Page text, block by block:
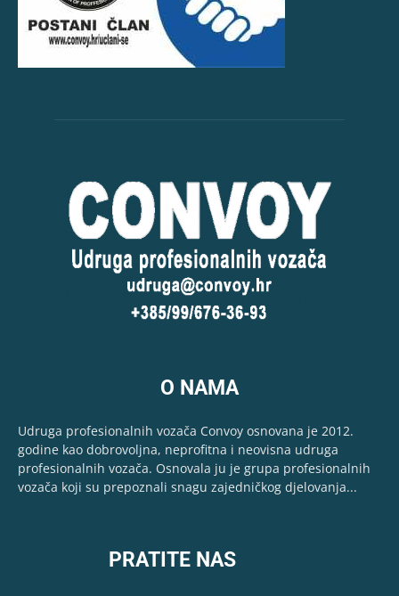
O NAMA
Udruga profesionalnih vozača Convoy osnovana je 2012.
godine kao dobrovoljna, neprofitna i neovisna udruga
profesionalnih vozača. Osnovala ju je grupa profesionalnih
vozača koji su prepoznali snagu zajedničkog djelovanja...
PRATITE NAS